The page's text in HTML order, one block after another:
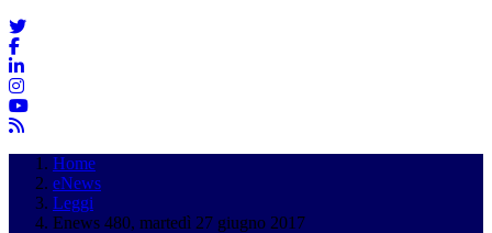
Home
eNews
Leggi
Enews 480, martedì 27 giugno 2017